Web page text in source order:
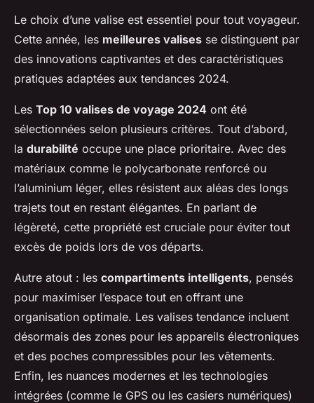
Le choix d’une valise est essentiel pour tout voyageur.
Cette année, les meilleures valises se distinguent par
des innovations captivantes et des caractéristiques
pratiques adaptées aux tendances 2024.
Les Top 10 valises de voyage 2024 ont été
sélectionnées selon plusieurs critères. Tout d’abord,
la durabilité occupe une place prioritaire. Avec des
matériaux comme le polycarbonate renforcé ou
l’aluminium léger, elles résistent aux aléas des longs
trajets tout en restant élégantes. En parlant de
légèreté, cette propriété est cruciale pour éviter tout
excès de poids lors de vos départs.
Autre atout : les compartiments intelligents, pensés
pour maximiser l’espace tout en offrant une
organisation optimale. Les valises tendance incluent
désormais des zones pour les appareils électroniques
et des poches compressibles pour les vêtements.
Enfin, les nuances modernes et les technologies
intégrées (comme le GPS ou les casiers numériques)